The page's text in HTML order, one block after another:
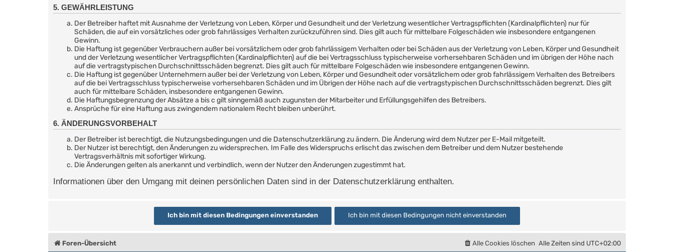
5. GEWÄHRLEISTUNG
Der Betreiber haftet mit Ausnahme der Verletzung von Leben, Körper und Gesundheit und der Verletzung wesentlicher Vertragspflichten (Kardinalpflichten) nur für
Schäden, die auf ein vorsätzliches oder grob fahrlässiges Verhalten zurückzuführen sind. Dies gilt auch für mittelbare Folgeschäden wie insbesondere entgangenen
Gewinn.
Die Haftung ist gegenüber Verbrauchern außer bei vorsätzlichem oder grob fahrlässigem Verhalten oder bei Schäden aus der Verletzung von Leben, Körper und Gesundheit
und der Verletzung wesentlicher Vertragspflichten (Kardinalpflichten) auf die bei Vertragsschluss typischerweise vorhersehbaren Schäden und im übrigen der Höhe nach
auf die vertragstypischen Durchschnittsschäden begrenzt. Dies gilt auch für mittelbare Folgeschäden wie insbesondere entgangenen Gewinn.
Die Haftung ist gegenüber Unternehmern außer bei der Verletzung von Leben, Körper und Gesundheit oder vorsätzlichem oder grob fahrlässigem Verhalten des Betreibers
auf die bei Vertragsschluss typischerweise vorhersehbaren Schäden und im Übrigen der Höhe nach auf die vertragstypischen Durchschnittsschäden begrenzt. Dies gilt
auch für mittelbare Schäden, insbesondere entgangenen Gewinn.
Die Haftungsbegrenzung der Absätze a bis c gilt sinngemäß auch zugunsten der Mitarbeiter und Erfüllungsgehilfen des Betreibers.
Ansprüche für eine Haftung aus zwingendem nationalem Recht bleiben unberührt.
6. ÄNDERUNGSVORBEHALT
Der Betreiber ist berechtigt, die Nutzungsbedingungen und die Datenschutzerklärung zu ändern. Die Änderung wird dem Nutzer per E-Mail mitgeteilt.
Der Nutzer ist berechtigt, den Änderungen zu widersprechen. Im Falle des Widerspruchs erlischt das zwischen dem Betreiber und dem Nutzer bestehende
Vertragsverhältnis mit sofortiger Wirkung.
Die Änderungen gelten als anerkannt und verbindlich, wenn der Nutzer den Änderungen zugestimmt hat.
Informationen über den Umgang mit deinen persönlichen Daten sind in der Datenschutzerklärung enthalten.
Foren-Übersicht Alle Zeiten sind UTC+02:00
Alle Cookies löschen